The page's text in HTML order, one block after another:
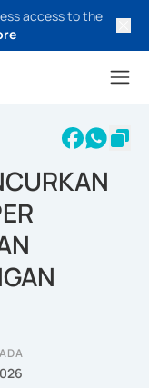
access to the